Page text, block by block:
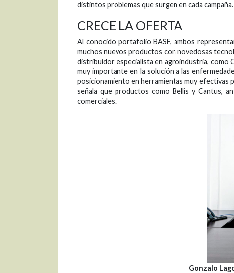
distintos problemas que surgen en cada campaña.
CRECE LA OFERTA
Al conocido portafolio BASF, ambos
muchos nuevos productos con novedosas
distribuidor especialista en agroindustria, como
muy importante en la solución a las
posicionamiento en herramientas muy efectivas
señala que productos como Bellis y Cantus,
comerciales.
Gonzalo